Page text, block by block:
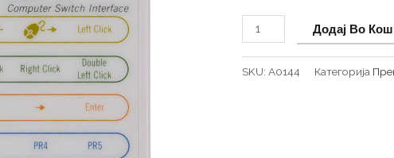
Додај Во
SKU: A0144 Категорија